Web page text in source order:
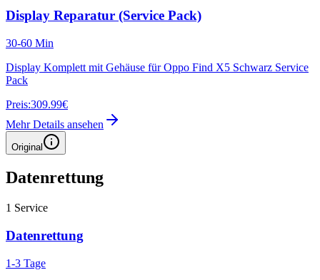
Display Reparatur (Service Pack)
30-60 Min
Display Komplett mit Gehäuse für Oppo Find X5 Schwarz Service
Pack
Preis:309.99€
Mehr Details ansehen
Original
Datenrettung
1 Service
Datenrettung
1-3 Tage